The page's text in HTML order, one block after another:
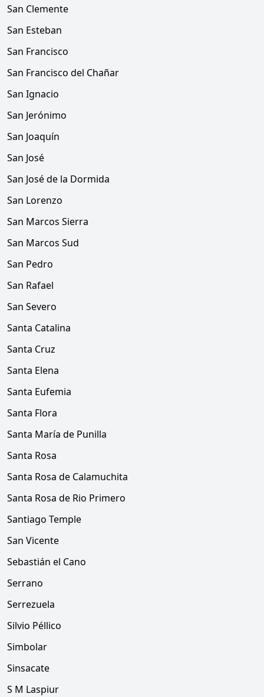
San Clemente
San Esteban
San Francisco
San Francisco del Chañar
San Ignacio
San Jerónimo
San Joaquín
San José
San José de la Dormida
San Lorenzo
San Marcos Sierra
San Marcos Sud
San Pedro
San Rafael
San Severo
Santa Catalina
Santa Cruz
Santa Elena
Santa Eufemia
Santa Flora
Santa María de Punilla
Santa Rosa
Santa Rosa de Calamuchita
Santa Rosa de Rio Primero
Santiago Temple
San Vicente
Sebastián el Cano
Serrano
Serrezuela
Silvio Péllico
Simbolar
Sinsacate
S M Laspiur